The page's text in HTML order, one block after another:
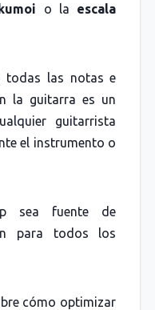
o la escala
todas las notas e
la guitarra es un
guitarrista
el instrumento o
sea fuente de
para todos los
cómo optimizar